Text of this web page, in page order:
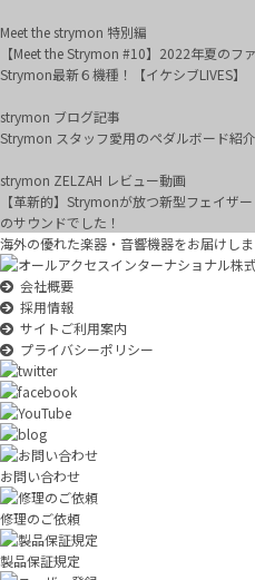
Meet the strymon 特別編
【Meet the Strymon #10】2022年夏のフ
Strymon最新６機種！【イケシブLIVES】
strymon ブログ記事
Strymon スタッフ愛用のペダルボード紹
strymon ZELZAH レビュー動画
【革新的】Strymonが放つ新型フェイザ
のサウンドでした！
海外の優れた楽器・音響機器をお届けし
会社概要
採用情報
サイトご利用案内
プライバシーポリシー
お問い合わせ
修理のご依頼
製品保証規定